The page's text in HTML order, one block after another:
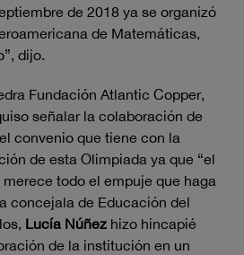
de 2018 ya se organizó
de Matemáticas,
dijo.
Fundación Atlantic Copper,
señalar la colaboración de
convenio que tiene con la
de esta Olimpiada ya que “el
todo el empuje que haga
concejala de Educación del
Lucía Núñez hizo hincapié
de la institución en un